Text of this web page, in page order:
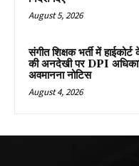
August 5, 2026
संगीत शिक्षक भर्ती में
की अनदेखी पर DPI
अवमानना नोटिस
August 4, 2026